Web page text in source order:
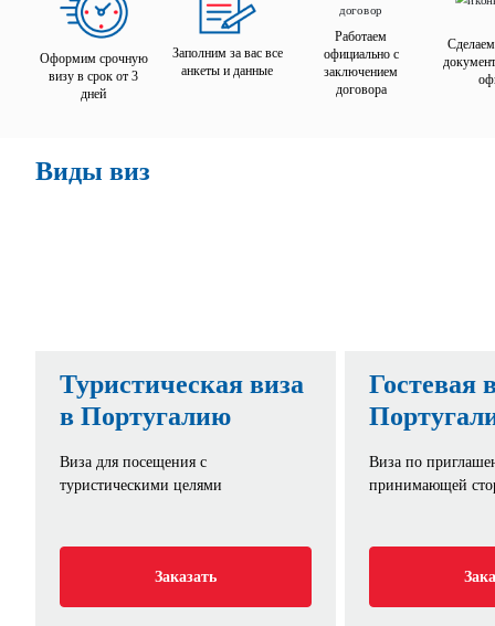
Оформим срочную
визу в срок от 3
дней
Заполним за вас все
анкеты и данные
Работаем
официально с
заключением
договора
Виды виз
Туристическая виза
в Португалию
Виза для посещения с
туристическими целями
Заказать
Гостевая
Виза по
принимающей